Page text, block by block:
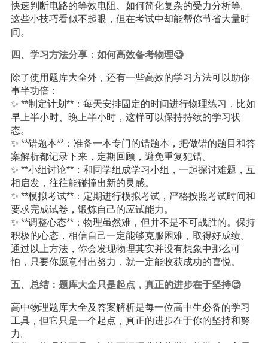
快速判断电路的等效电阻、如何简化复杂的受力分析等。
这些小技巧看似不起眼，但在考试中却能帮你节省大量时
间。
四、学习方法分享：如何高效备考物理🧐
除了使用题库大全外，还有一些高效的学习方法可以助你
事半功倍：
✨ **制定计划**：每天安排固定的时间进行物理练习，比如
早上半小时、晚上半小时，这样可以保持持续的学习状
态。
✨ **错题本**：准备一本专门的错题本，把做错的题目和答
案解析都记录下来，定期回顾，避免重复犯错。
✨ **小组讨论**：和同学组成学习小组，一起探讨难题，互
相启发，往往能碰撞出新的灵感。
✨ **模拟考试**：定期进行模拟考试，严格按照考试时间和
要求完成试卷，锻炼自己的应试能力。
✨ **调整心态**：物理虽然难，但并不是不可战胜的。保持
积极的心态，相信自己一定能够克服困难，取得好成绩。
通过以上方法，你会发现物理其实并没有想象中那么可
怕，只要你愿意付出努力，就一定能收获成功的喜悦。
五、总结：题库大全只是起点，真正的进步在于坚持🧐
高中物理题库大全及答案解析是每一位高中生必备的学习
工具，但它只是一个起点，真正的进步在于你的坚持和努
力。